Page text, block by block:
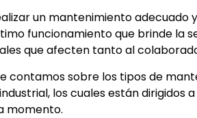
un mantenimiento adecuado
funcionamiento que brinde la
que afecten tanto al
contamos sobre los tipos de
los cuales están dirigidos
momento.